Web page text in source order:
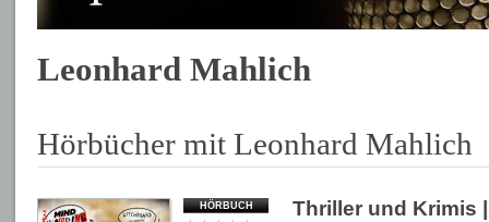
Leonhard Mahlich
Hörbücher mit Leonhard Mahlich
HÖRBUCH Thriller und Krimis